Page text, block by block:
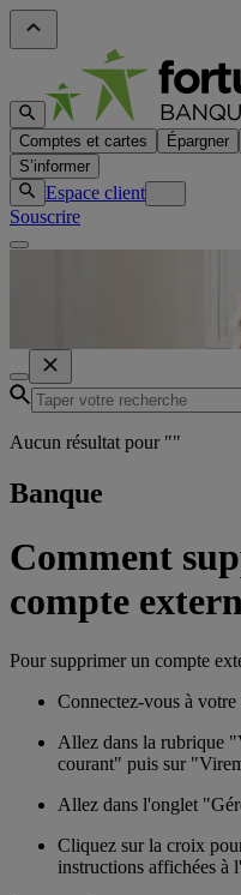
Comptes et cartes Épargner
S’informer
Espace client
Souscrire
Aucun résultat pour ""
Banque
Comment
compte
Pour supprimer un compte
Connectez-vous à votre
Allez dans la rubrique
courant" puis sur
Allez dans l'onglet
Cliquez sur la croix
instructions affichées à